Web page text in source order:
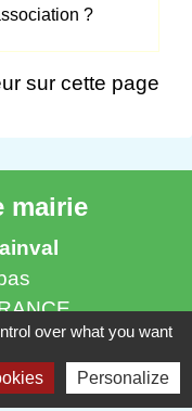
?
sur cette page
mairie
12 over what you want
Personalize